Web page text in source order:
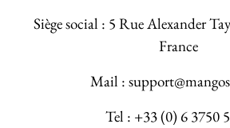
Siège social : 5 Rue Alexander
France
Mail :
Tel : +33 (0) 6 3750